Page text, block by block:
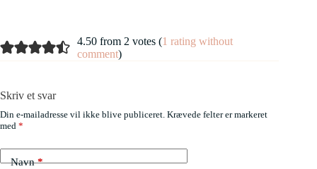
4.50 from 2 votes (1 rating without
comment)
Skriv et svar
Din e-mailadresse vil ikke blive publiceret. Krævede felter er markeret
med *
Navn*